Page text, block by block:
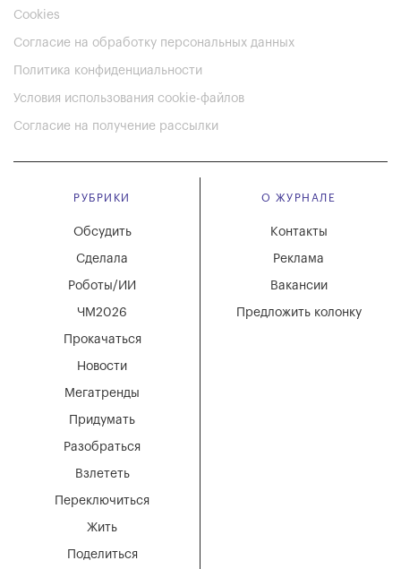
Cookies
Согласие на обработку персональных данных
Политика конфиденциальности
Условия использования cookie-файлов
Согласие на получение рассылки
РУБРИКИ
Мегатренды
Придумать
Разобраться
Взлететь
Новости
Переключиться
Жить
Поделиться
Обсудить
Сделала
Роботы/ИИ
ЧМ2026
Прокачаться
О ЖУРНАЛЕ
Вакансии
Реклама
Контакты
Предложить колонку